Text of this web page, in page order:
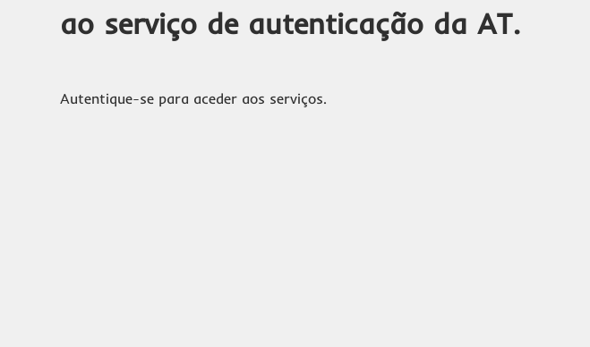
ao serviço de autenticação da AT.
Autentique-se para aceder aos serviços.